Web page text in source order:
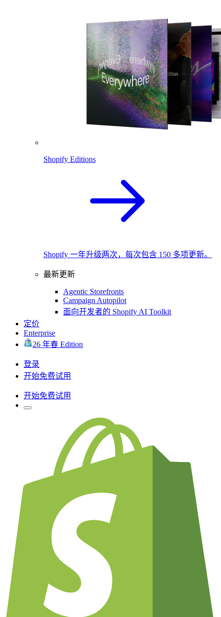
Shopify Editions
Shopify 一年升级两次，每次包含 150 多项更新。
最新更新
Agentic Storefronts
Campaign Autopilot
面向开发者的 Shopify AI Toolkit
定价
Enterprise
26 年春 Edition
登录
开始免费试用
开始免费试用